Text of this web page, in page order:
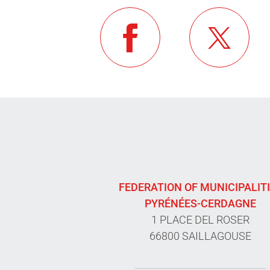
FEDERATION OF
PYRÉNÉES-CERDAGNE
1 PLACE DEL ROSER
66800 SAILLAGOUSE